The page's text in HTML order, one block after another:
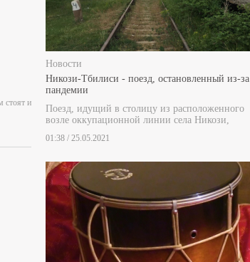
стоят и
Новости
Никози-Тбилиси - поезд, остановленный из-за
пандемии
Поезд, идущий в столицу из расположенного
возле оккупационной линии села Никози,
01:38 / 25.05.2021